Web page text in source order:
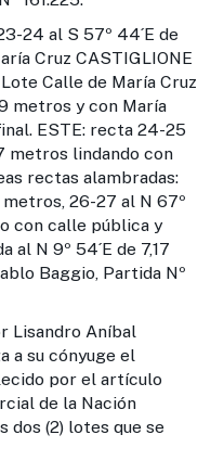
24 al S 57º 44´E de
Cruz CASTIGLIONE
Calle de María Cruz
metros y con María
ESTE: recta 24-25
metros lindando con
rectas alambradas:
26-27 al N 67º
con calle pública y
al N 9º 54´E de 7,17
Baggio, Partida Nº
Lisandro Aníbal
a su cónyuge el
por el artículo
de la Nación
dos (2) lotes que se